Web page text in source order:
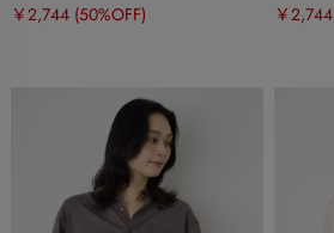
￥2,744 (50%OFF) ￥2,744